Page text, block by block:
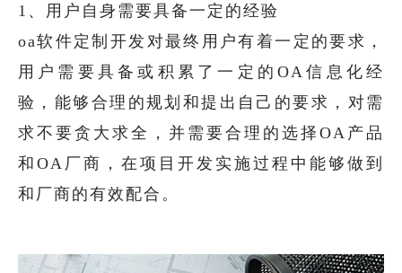
1、用户自身需要具备一定的经验
oa软件定制开发对最终用户有着一定的要求，
用户需要具备或积累了一定的OA信息化经
验，能够合理的规划和提出自己的要求，对需
求不要贪大求全，并需要合理的选择OA产品
和OA厂商，在项目开发实施过程中能够做到
和厂商的有效配合。